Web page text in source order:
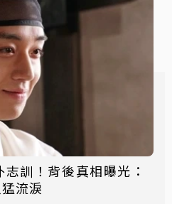
訓！背後真相曝光：
流淚